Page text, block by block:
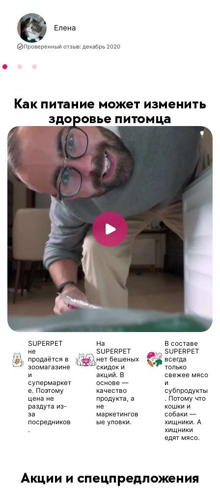
Елена
Проверенный отзыв: декабрь 2020
Как питание может изменить
здоровье питомца
SUPERPET
не
продаётся в
зоомагазине
и
супермаркет
е. Поэтому
цена не
раздута из-
за
посредников
.
На
SUPERPET
нет бешеных
скидок и
акций. В
основе —
качество
продукта, а
не
маркетингов
ые уловки.
В составе
SUPERPET
всегда
только
свежее мясо
и
субпродукты
. Потому что
кошки и
собаки —
хищники. А
хищники
едят мясо.
Акции и спецпредложения